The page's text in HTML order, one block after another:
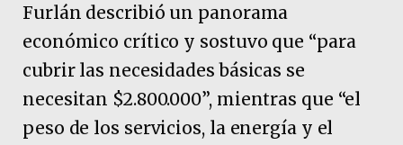
Furlán describió un panorama
económico crítico y sostuvo que “para
cubrir las necesidades básicas se
necesitan $2.800.000”, mientras que “el
peso de los servicios, la energía y el